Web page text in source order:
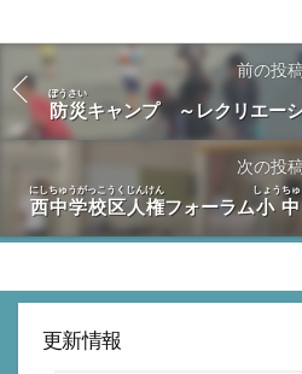
前の投
防災
ぼうさい
キャンプ ～レクリエー
次の投
西中学校区
にしちゅうがっこうく
人権
じんけん
フォーラム小
しょうち
更新情報